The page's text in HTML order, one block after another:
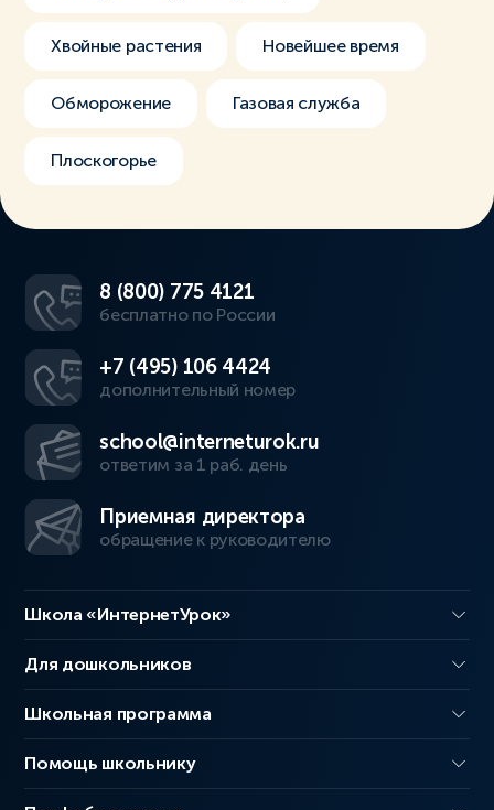
Хвойные растения Новейшее время
Обморожение Газовая служба
Плоскогорье
8 (800) 775 4121
бесплатно по России
+7 (495) 106 4424
дополнительный номер
school@interneturok.ru
ответим за 1 раб. день
Приемная директора
обращение к руководителю
Школа «ИнтернетУрок»
Для дошкольников
Школьная программа
Помощь школьнику